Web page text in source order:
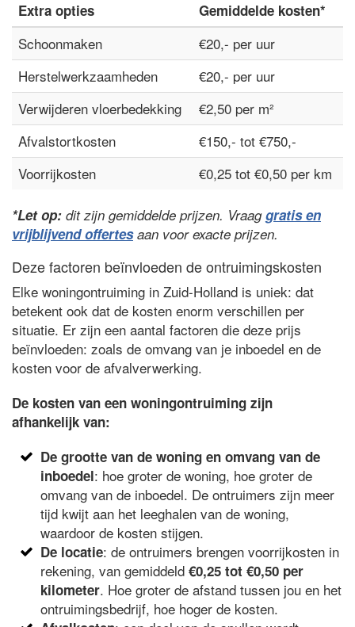
Extra opties Gemiddelde kosten*
Schoonmaken
€20,- per uur
Herstelwerkzaamheden
€20,- per uur
Verwijderen vloerbedekking
€2,50 per m²
Afvalstortkosten
€150,- tot €750,-
Voorrijkosten
€0,25 tot €0,50 per km
*Let op: dit zijn gemiddelde prijzen. Vraaggratis en
vrijblijvend offertesaan voor exacte prijzen.
Deze factoren beïnvloeden de ontruimingskosten
Elke woningontruiming in Zuid-Holland is uniek: dat
betekent ook dat de kosten enorm verschillen per
situatie. Er zijn een aantal factoren die deze prijs
beïnvloeden: zoals de omvang van je inboedel en de
kosten voor de afvalverwerking.
De kosten van een woningontruiming zijn
afhankelijk van:
De grootte van de woning en omvang van de
inboedel: hoe groter de woning, hoe groter de
omvang van de inboedel. De ontruimers zijn meer
tijd kwijt aan het leeghalen van de woning,
waardoor de kosten stijgen.
De locatie: de ontruimers brengen voorrijkosten in
rekening, van gemiddeld€0,25 tot €0,50 per
kilometer. Hoe groter de afstand tussen jou en het
ontruimingsbedrijf, hoe hoger de kosten.